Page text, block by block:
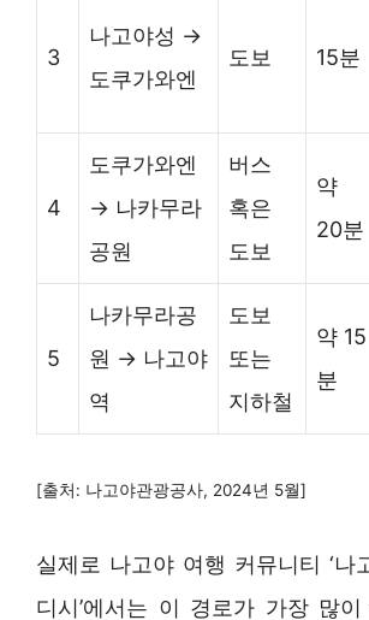
3
나고야성 →
도쿠가와엔
도보 15분
4
도쿠가와엔
→ 나카무라
공원
버스
혹은
도보
약
20분
5
나카무라공
원 → 나고야
역
도보
또는
지하철
약 15
분
[출처: 나고야관광공사, 2024년 5월]
실제로 나고야 여행 커뮤니티 ‘나
디시’에서는 이 경로가 가장 많이